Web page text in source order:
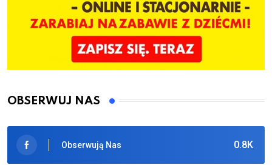
OBSERWUJ NAS
0.8K
Obserwują Nas